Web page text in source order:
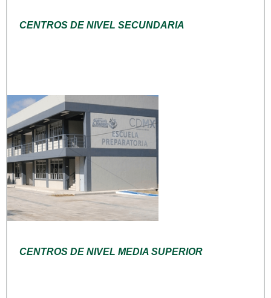
CENTROS DE NIVEL SECUNDARIA
CENTROS DE NIVEL MEDIA SUPERIOR